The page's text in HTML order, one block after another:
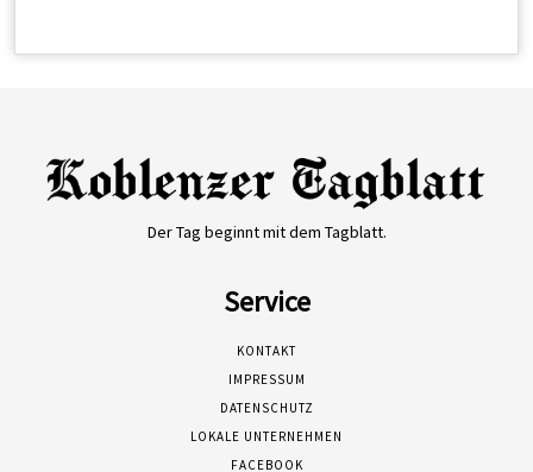
Der Tag beginnt mit dem Tagblatt.
Service
KONTAKT
IMPRESSUM
DATENSCHUTZ
LOKALE UNTERNEHMEN
FACEBOOK